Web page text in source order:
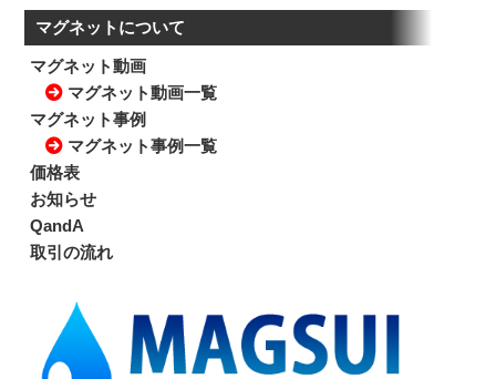
マグネットについて
マグネット動画
マグネット動画一覧
マグネット事例
マグネット事例一覧
価格表
お知らせ
QandA
取引の流れ